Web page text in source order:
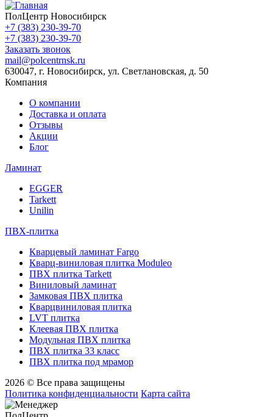
ПолЦентр Новосибирск
+7 (383) 230-39-70
+7 (383) 230-39-70
Заказать звонок
mail@polcentrnsk.ru
630047, г. Новосибирск, ул. Светлановская, д. 50
Компания
О компании
Доставка и оплата
Отзывы
Акции
Блог
Ламинат
EGGER
Tarkett
Unilin
ПВХ-плитка
Кварцевый ламинат Fargo
Кварц-виниловая плитка Moduleo
ПВХ плитка Tarkett
Виниловый ламинат
Замковая ПВХ плитка
Кварцвиниловая плитка
LVT плитка
Клеевая ПВХ плитка
Модульная ПВХ плитка
ПВХ плитка 33 класс
ПВХ плитка под мрамор
2026 © Все права защищены
Политика конфиденциальности Карта сайта